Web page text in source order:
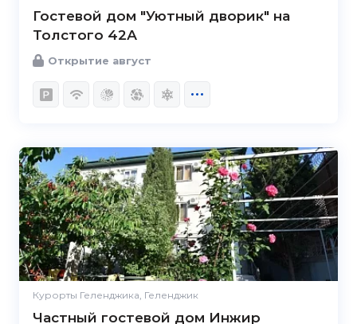
Гостевой дом "Уютный дворик" на
Толстого 42А
Открытие август
Курорты Геленджика, Геленджик
Частный гостевой дом Инжир